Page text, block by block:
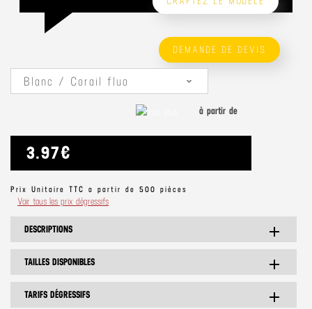
DEMANDE DE DEVIS
Blanc / Corail fluo
à partir de
3.97€
Prix Unitaire TTC a partir de 500 pièces
Voir tous les prix dégressifs
DESCRIPTIONS add
TAILLES DISPONIBLES add
TARIFS DÉGRESSIFS add